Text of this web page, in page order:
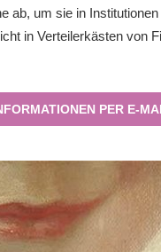
ab, um sie in
in Verteilerkästen von
PER E-